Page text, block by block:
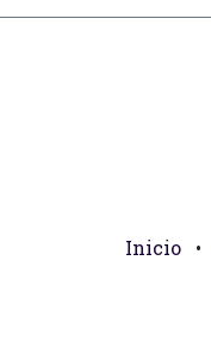
Inicio •